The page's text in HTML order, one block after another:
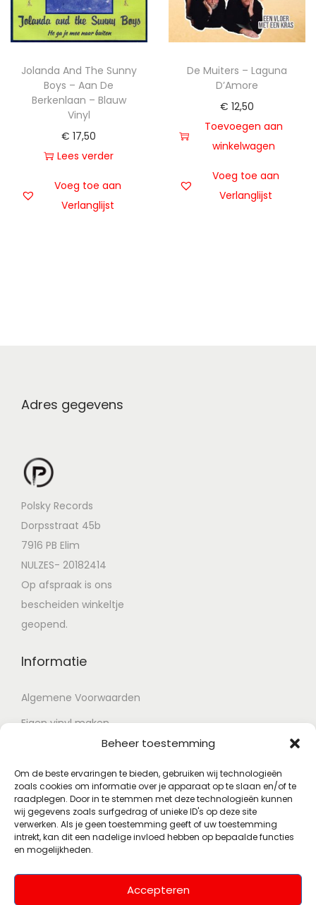
Beheer toestemming
Om de beste ervaringen te bieden, gebruiken wij technologieën
zoals cookies om informatie over je apparaat op te slaan en/of te
raadplegen. Door in te stemmen met deze technologieën kunnen
wij gegevens zoals surfgedrag of unieke ID's op deze site
verwerken. Als je geen toestemming geeft of uw toestemming
intrekt, kan dit een nadelige invloed hebben op bepaalde functies
en mogelijkheden.
Accepteren
Jolanda And The Sunny
Boys – Aan De
Berkenlaan – Blauw
Vinyl
€ 17,50
Lees verder
Voeg toe aan
Verlanglijst
De Muiters – Laguna
D’Amore
€ 12,50
Toevoegen aan
winkelwagen
Voeg toe aan
Verlanglijst
Adres gegevens
Polsky Records
Dorpsstraat 45b
7916 PB Elim
NULZES- 20182414
Op afspraak is ons
bescheiden winkeltje
geopend.
Informatie
Algemene Voorwaarden
Eigen vinyl maken
Retour voorwaarden
Contact
Account
Mijn account
Wenslijst